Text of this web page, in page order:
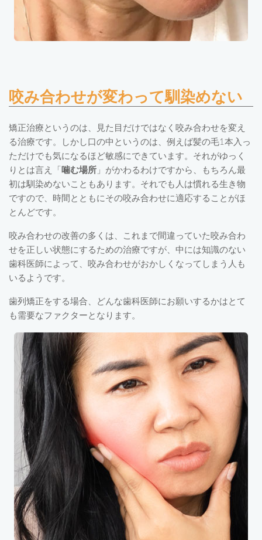
咬み合わせが変わって馴染めない
矯正治療というのは、見た目だけではなく咬み合わせを変え
る治療です。しかし口の中というのは、例えば髪の毛1本入っ
ただけでも気になるほど敏感にできています。それがゆっく
りとは言え「 噛む場所 」がかわるわけですから、もちろん最
初は馴染めないこともあります。それでも人は慣れる生き物
ですので、時間とともにその咬み合わせに適応することがほ
とんどです。
咬み合わせの改善の多くは、これまで間違っていた咬み合わ
せを正しい状態にするための治療ですが、中には知識のない
歯科医師によって、咬み合わせがおかしくなってしまう人も
いるようです。
歯列矯正をする場合、どんな歯科医師にお願いするかはとて
も需要なファクターとなります。